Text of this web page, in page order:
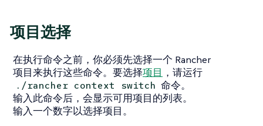
项目选择
在执行命令之前，你必须先选择一个 Rancher
项目来执行这些命令。要选择项目 ，请运行
./rancher context switch 命令。
输入此命令后，会显示可用项目的列表。
输入一个数字以选择项目。